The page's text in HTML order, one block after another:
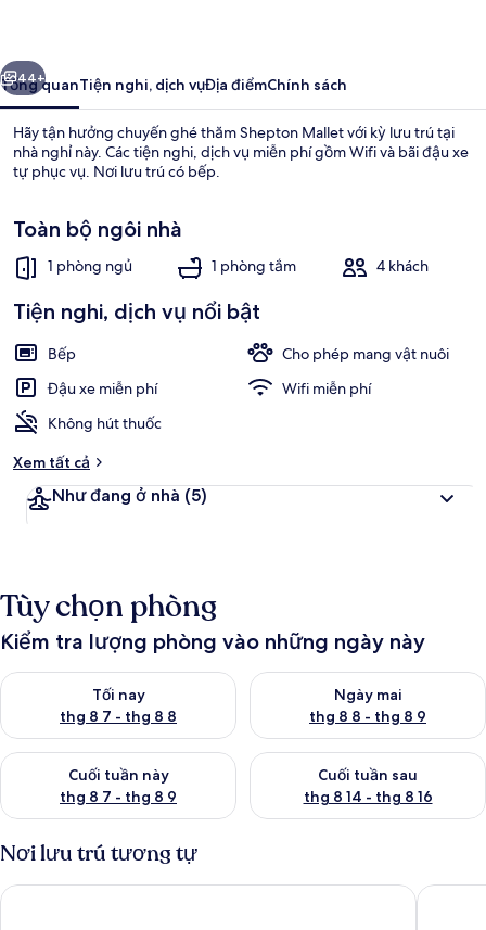
Cottage | Nội thất
Tiếp
44+
Tổng quanTiện nghi, dịch vụĐịa điểmChính sách
Hãy tận hưởng chuyến ghé thăm Shepton Mallet với kỳ lưu trú tại
nhà nghỉ này. Các tiện nghi, dịch vụ miễn phí gồm Wifi và bãi đậu xe
tự phục vụ. Nơi lưu trú có bếp.
Toàn bộ ngôi nhà
1 phòng ngủ 1 phòng tắm 4 khách
Tiện nghi, dịch vụ nổi bật
Bếp
Cho phép mang vật nuôi
Đậu xe miễn phí
Wifi miễn phí
Không hút thuốc
Xem tất cả
Như đang ở nhà (5)
Tùy chọn phòng
Kiểm tra lượng phòng vào những ngày này
Tối nay
thg 8 7 - thg 8 8
Kiểm tra lượng phòng tối nay từ thg 8 7 - thg 8 8
Ngày mai
thg 8 8 - thg 8 9
Kiểm tra lượng phòng ngày
Cuối tuần này
thg 8 7 - thg 8 9
Kiểm tra lượng phòng cuối tuần này từ thg 8 7 - thg 8 9
Cuối tuần sau
thg 8 14 - thg 8 16
Kiểm tra lượng phòng cuối
Nơi lưu trú tương tự
The Crossways The